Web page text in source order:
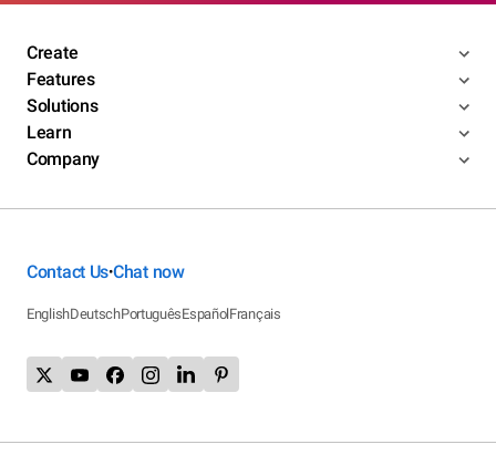
Create
Features
Solutions
Learn
Company
Contact Us•Chat now
EnglishDeutschPortuguêsEspañolFrançais